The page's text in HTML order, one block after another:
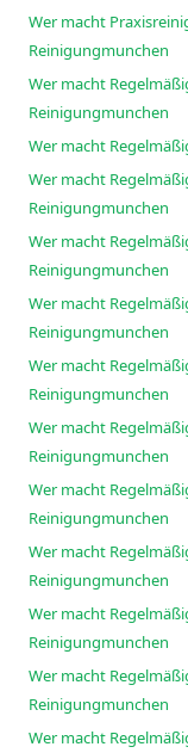
Wer macht
Reinigungmunchen
Wer macht
Reinigungmunchen
Wer macht
Wer macht
Reinigungmunchen
Wer macht
Reinigungmunchen
Wer macht
Reinigungmunchen
Wer macht
Reinigungmunchen
Wer macht
Reinigungmunchen
Wer macht
Reinigungmunchen
Wer macht
Reinigungmunchen
Wer macht
Reinigungmunchen
Wer macht
Reinigungmunchen
Wer macht